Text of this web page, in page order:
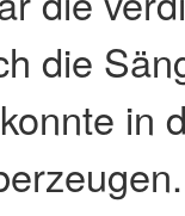
die
in